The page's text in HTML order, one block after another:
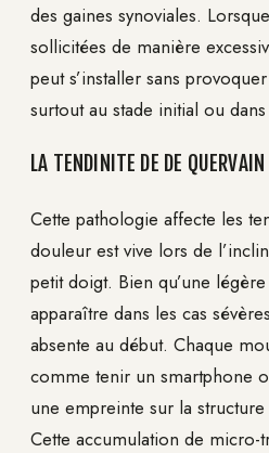
des gaines synoviales.
sollicitées de manière
peut s’installer sans
surtout au stade initial ou
LA TENDINITE DE DE QUERVAIN
Cette pathologie affecte les
douleur est vive lors de
petit doigt. Bien qu’une
apparaître dans les cas
absente au début. Chaque
comme tenir un smartphone
une empreinte sur la
Cette accumulation de micro-